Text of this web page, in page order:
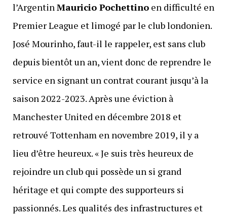
l’Argentin Mauricio Pochettinoen difficulté en
Premier League et limogé par le club londonien.
José Mourinho, faut-il le rappeler, est sans club
depuis bientôt un an, vient donc de reprendre le
service en signant un contrat courant jusqu’à la
saison 2022-2023. Après une éviction à
Manchester United en décembre 2018 et
retrouvé Tottenham en novembre 2019, il y a
lieu d’être heureux. « Je suis très heureux de
rejoindre un club qui possède un si grand
héritage et qui compte des supporteurs si
passionnés. Les qualités des infrastructures et